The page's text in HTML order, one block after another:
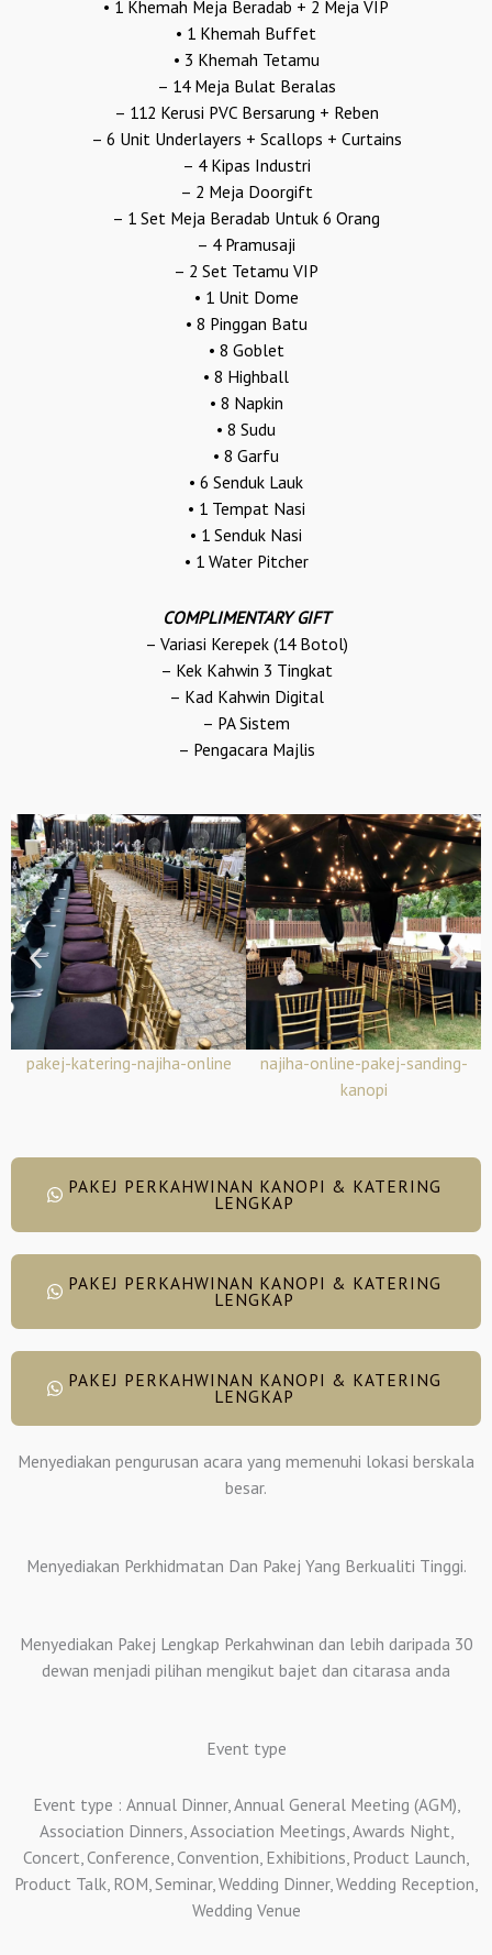
• 1 Khemah Meja Beradab + 2 Meja VIP
• 1 Khemah Buffet
• 3 Khemah Tetamu
– 14 Meja Bulat Beralas
– 112 Kerusi PVC Bersarung + Reben
– 6 Unit Underlayers + Scallops + Curtains
– 4 Kipas Industri
– 2 Meja Doorgift
– 1 Set Meja Beradab Untuk 6 Orang
– 4 Pramusaji
– 2 Set Tetamu VIP
• 1 Unit Dome
• 8 Pinggan Batu
• 8 Goblet
• 8 Highball
• 8 Napkin
• 8 Sudu
• 8 Garfu
• 6 Senduk Lauk
• 1 Tempat Nasi
• 1 Senduk Nasi
• 1 Water Pitcher
COMPLIMENTARY GIFT
– Variasi Kerepek (14 Botol)
– Kek Kahwin 3 Tingkat
– Kad Kahwin Digital
– PA Sistem
– Pengacara Majlis
pakej-katering-najiha-online
najiha-online-pakej-sanding-
kanopi
PAKEJ PERKAHWINAN KANOPI & KATERING
LENGKAP
PAKEJ PERKAHWINAN KANOPI & KATERING
LENGKAP
PAKEJ PERKAHWINAN KANOPI & KATERING
LENGKAP
Menyediakan pengurusan acara yang memenuhi lokasi berskala
besar.
Menyediakan Perkhidmatan Dan Pakej Yang Berkualiti Tinggi.
Menyediakan Pakej Lengkap Perkahwinan dan lebih daripada 30
dewan menjadi pilihan mengikut bajet dan citarasa anda
Event type
Event type : Annual Dinner, Annual General Meeting (AGM),
Association Dinners, Association Meetings, Awards Night,
Concert, Conference, Convention, Exhibitions, Product Launch,
Product Talk, ROM, Seminar, Wedding Dinner, Wedding Reception,
Wedding Venue